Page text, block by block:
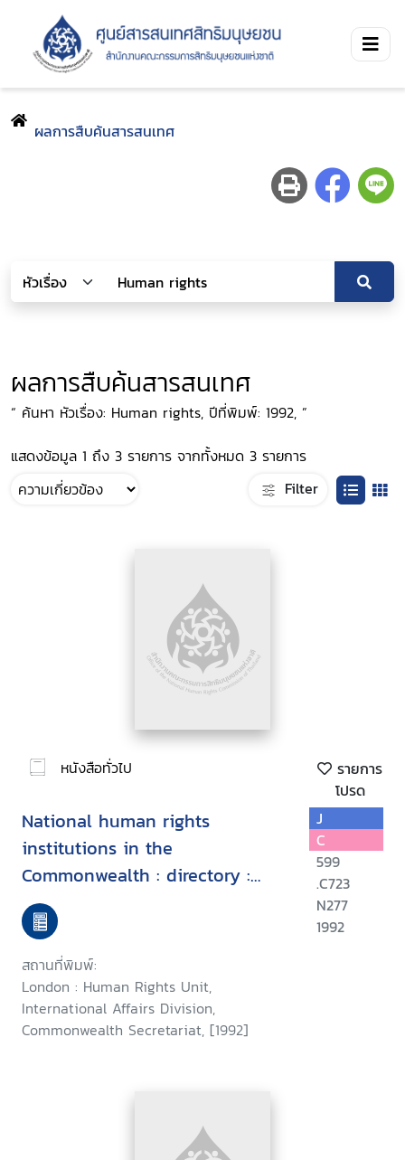
ผลการสืบค้นสารสนเทศ
ผลการสืบค้นสารสนเทศ
“ ค้นหา หัวเรื่อง: Human rights, ปีที่พิมพ์: 1992, ”
แสดงข้อมูล 1 ถึง 3 รายการ จากทั้งหมด 3 รายการ
Filter
หนังสือทั่วไป
รายการ
โปรด
National human rights
institutions in the
Commonwealth : directory :
survey and analysis
สถานที่พิมพ์:
London : Human Rights Unit,
International Affairs Division,
Commonwealth Secretariat, [1992]
J
C
599
.C723
N277
1992